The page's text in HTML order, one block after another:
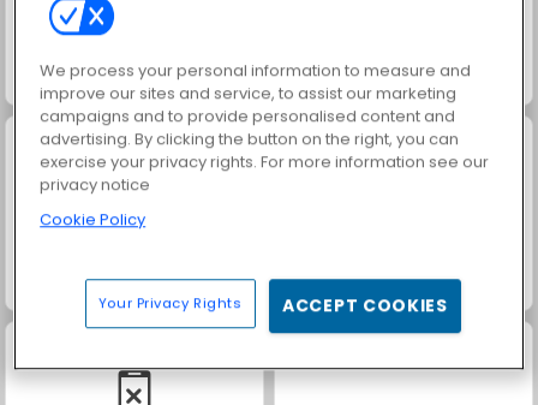
Grand Mahjong Connect Trollface Quest: USA 2
We process your personal information to measure and
improve our sites and service, to assist our marketing
campaigns and to provide personalised content and
advertising. By clicking the button on the right, you can
exercise your privacy rights. For more information see our
privacy notice
Cookie Policy
Your Privacy Rights ACCEPT COOKIES